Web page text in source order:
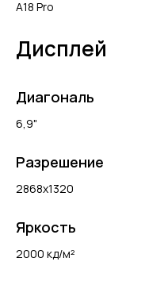
A18 Pro
Дисплей
Диагональ
6,9"
Разрешение
2868x1320
Яркость
2000 кд/м²